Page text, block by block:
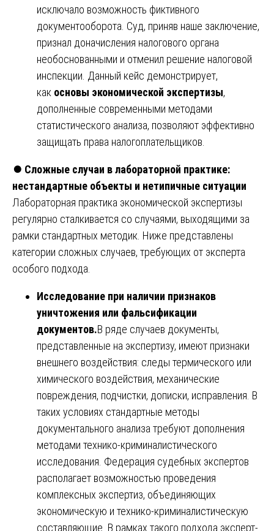
исключало возможность фиктивного
документооборота. Суд, приняв наше заключение,
признал доначисления налогового органа
необоснованными и отменил решение налоговой
инспекции. Данный кейс демонстрирует,
как основы экономической экспертизы,
дополненные современными методами
статистического анализа, позволяют эффективно
защищать права налогоплательщиков.
⏺️ Сложные случаи в лабораторной практике:
нестандартные объекты и нетипичные ситуации
Лабораторная практика экономической экспертизы
регулярно сталкивается со случаями, выходящими за
рамки стандартных методик. Ниже представлены
категории сложных случаев, требующих от эксперта
особого подхода.
Исследование при наличии признаков
уничтожения или фальсификации
документов.В ряде случаев документы,
представленные на экспертизу, имеют признаки
внешнего воздействия: следы термического или
химического воздействия, механические
повреждения, подчистки, дописки, исправления. В
таких условиях стандартные методы
документального анализа требуют дополнения
методами технико-криминалистического
исследования. Федерация судебных экспертов
располагает возможностью проведения
комплексных экспертиз, объединяющих
экономическую и технико-криминалистическую
составляющие. В рамках такого подхода эксперт-